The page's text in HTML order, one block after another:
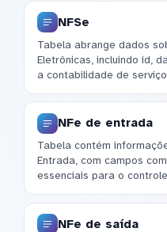
NFSe
Tabela abrange dados
Eletrônicas, incluindo id,
a contabilidade de
NFe de entrada
Tabela contém
Entrada, com campos
essenciais para o
NFe de saída